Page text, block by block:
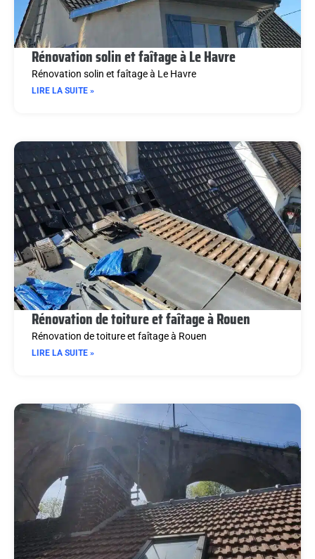
Rénovation solin et faîtage à Le Havre
Rénovation solin et faîtage à Le Havre
LIRE LA SUITE »
Rénovation de toiture et faîtage à Rouen
Rénovation de toiture et faîtage à Rouen
LIRE LA SUITE »